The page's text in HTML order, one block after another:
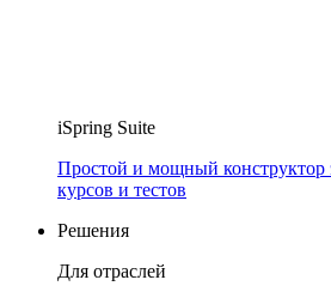
iSpring Suite
Простой и мощный конструктор
курсов и тестов
Решения
Для отраслей